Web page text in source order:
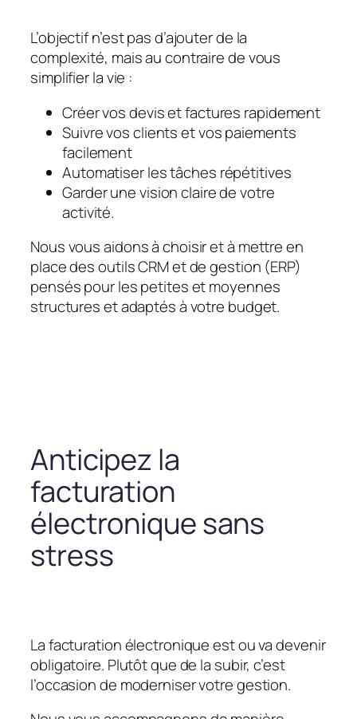
L’objectif n’est pas d’ajouter de la
complexité, mais au contraire de vous
simplifier la vie :
Créer vos devis et factures rapidement
Suivre vos clients et vos paiements
facilement
Automatiser les tâches répétitives
Garder une vision claire de votre
activité.
Nous vous aidons à choisir et à mettre en
place des outils CRM et de gestion (ERP)
pensés pour les petites et moyennes
structures et adaptés à votre budget.
Anticipez la
facturation
électronique sans
stress
La facturation électronique est ou va devenir
obligatoire. Plutôt que de la subir, c’est
l’occasion de moderniser votre gestion.